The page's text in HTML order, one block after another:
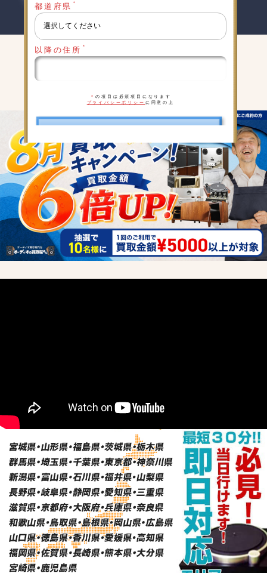
都道府県 ＊
以降の住所 ＊
＊の項目は必須項目になります
プライバシーポリシー に同意の上
キャンペーン実施中